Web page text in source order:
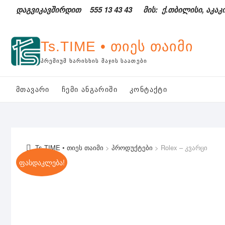
დაგვიკავშირდით 555 13 43 43 მის: ქ.თბილისი,
Ts.TIME • თიეს თაიმი
ᲞᲠᲔᲛᲘᲣᲛ ᲮᲐᲠᲘᲡᲮᲘᲡ ᲛᲐᲯᲘᲡ ᲡᲐᲐᲗᲔᲑᲘ
ᲛᲗᲐᲕᲐᲠᲘ ᲩᲔᲛᲘ ᲐᲜᲒᲐᲠᲘᲨᲘ ᲙᲝᲜᲢᲐᲥᲢᲘ
Ts.TIME • თიეს თაიმი > პროდუქტები > Rolex – კვარცი
ფასდაკლება!